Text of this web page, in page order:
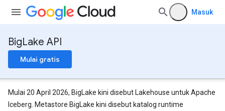
Masuk
BigLake API
Mulai gratis
Mulai 20 April 2026, BigLake kini disebut Lakehouse untuk Apache
Iceberg. Metastore BigLake kini disebut katalog runtime